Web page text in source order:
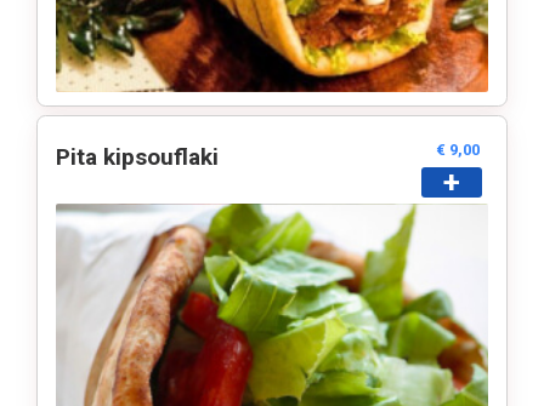
Pita kipsouflaki € 9,00
+